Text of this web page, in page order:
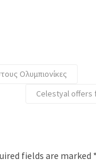
Ολυμπιονίκες
Celestyal offers
fields are marked *